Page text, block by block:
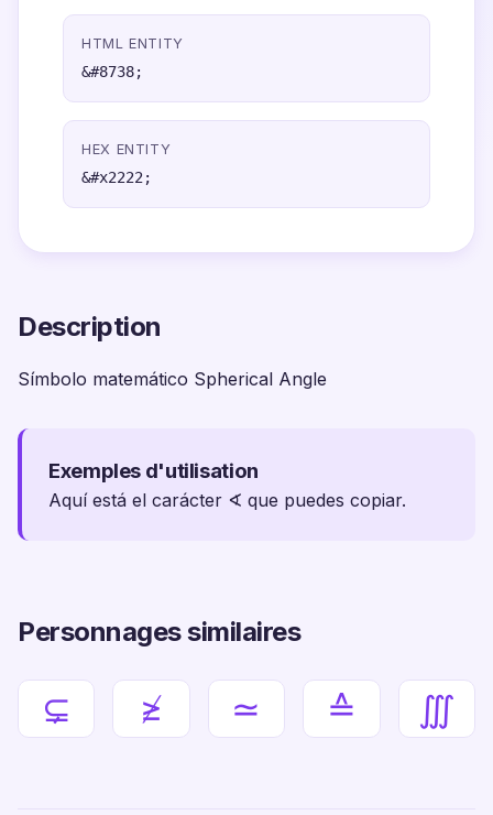
HTML ENTITY
&#8738;
HEX ENTITY
&#x2222;
Description
Símbolo matemático Spherical Angle
Exemples d'utilisation
Aquí está el carácter ∢ que puedes copiar.
Personnages similaires
⊊ ≱ ≃ ≙ ∭